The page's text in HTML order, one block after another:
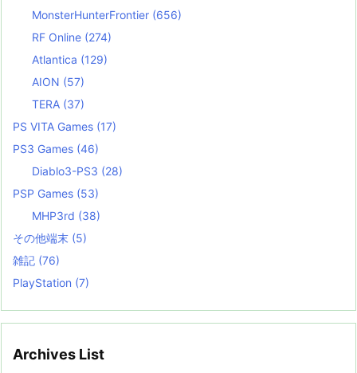
MonsterHunterFrontier (656)
RF Online (274)
Atlantica (129)
AION (57)
TERA (37)
PS VITA Games (17)
PS3 Games (46)
Diablo3-PS3 (28)
PSP Games (53)
MHP3rd (38)
その他端末 (5)
雑記 (76)
PlayStation (7)
Archives List